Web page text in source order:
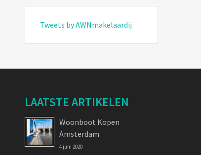
Tweets by AWNmakelaardij
LAATSTE ARTIKELEN
Woonboot Kopen
Amsterdam
4 juni 2020